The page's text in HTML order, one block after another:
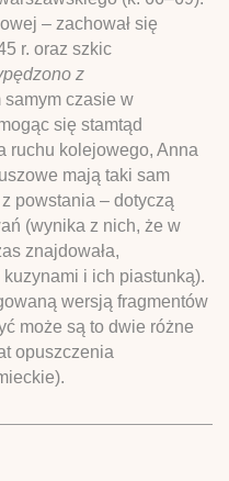
– zachował się
r. oraz szkic
z
samym czasie w
się stamtąd
ruchu kolejowego, Anna
mają taki sam
powstania – dotyczą
(wynika z nich, że w
znajdowała,
kuzynami i ich piastunką).
wersją fragmentów
może są to dwie różne
opuszczenia